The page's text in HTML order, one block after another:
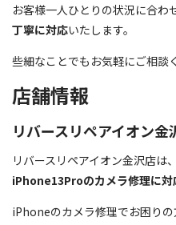
お客様一人ひとりの状況に合わせ
丁寧に対応いたします。
些細なことでもお気軽にご相談
店舗情報
リバースリペアイオン金
リバースリペアイオン金沢店は、
iPhone13Proのカメラ修理に対
iPhoneのカメラ修理でお困りの